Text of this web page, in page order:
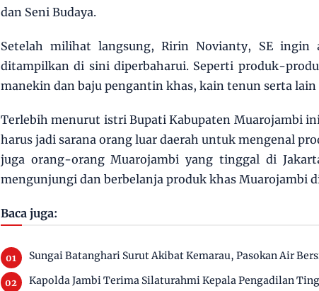
dan Seni Budaya.
Setelah milihat langsung, Ririn Novianty, SE ingin
ditampilkan di sini diperbaharui. Seperti produk-
manekin dan baju pengantin khas, kain tenun serta lain
Terlebih menurut istri Bupati Kabupaten Muarojambi
harus jadi sarana orang luar daerah untuk mengenal
juga orang-orang Muarojambi yang tinggal di
mengunjungi dan berbelanja produk khas Muarojambi
Baca juga:
Sungai Batanghari Surut Akibat Kemarau, Pasokan Air
Kapolda Jambi Terima Silaturahmi Kepala Pengadilan